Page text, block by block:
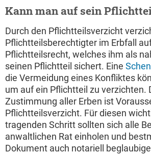
Kann man auf sein
Durch den Pflichtteilsverzicht
Pflichtteilsberechtigter im Erbfall
Pflichtteilsrecht, welches ihm als
seinen Pflichtteil sichert. Eine
die Vermeidung eines Konfliktes
um auf ein Pflichtteil zu verzichten.
Zustimmung aller Erben ist
Pflichtteilsverzicht. Für diesen
tragenden Schritt sollten sich alle
anwaltlichen Rat einholen und
Dokument auch notariell